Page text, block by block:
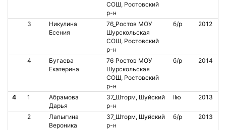
СОШ, Ростовский
р-н
3
Никулина
Есения
76_Ростов МОУ
Шурскольская
СОШ, Ростовский
р-н
б/р 2012
4
Бугаева
Екатерина
76_Ростов МОУ
Шурскольская
СОШ, Ростовский
р-н
б/р 2014
4 1
Абрамова
Дарья
37_Шторм, Шуйский
р-н
IIю 2013
2
Лапыгина
Вероника
37_Шторм, Шуйский
р-н
б/р 2013